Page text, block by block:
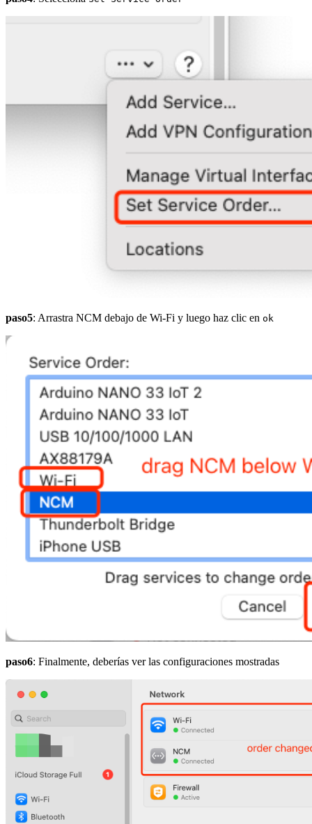
paso5: Arrastra NCM debajo de Wi-Fi y luego haz clic en ok
paso6: Finalmente, deberías ver las configuraciones mostradas